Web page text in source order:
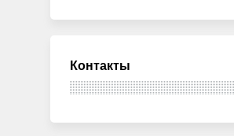
Контакты